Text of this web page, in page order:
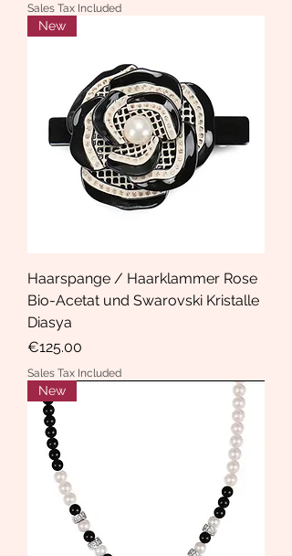
Sales Tax Included
New
Haarspange / Haarklammer Rose
Bio-Acetat und Swarovski Kristalle
Diasya
Price
€125.00
Sales Tax Included
New